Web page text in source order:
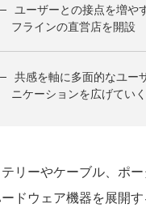
ユーザーとの接点を増や
フラインの直営店を開設
共感を軸に多面的なユー
ニケーションを広げていく
リーやケーブル、ポ
ドウェア機器を展開